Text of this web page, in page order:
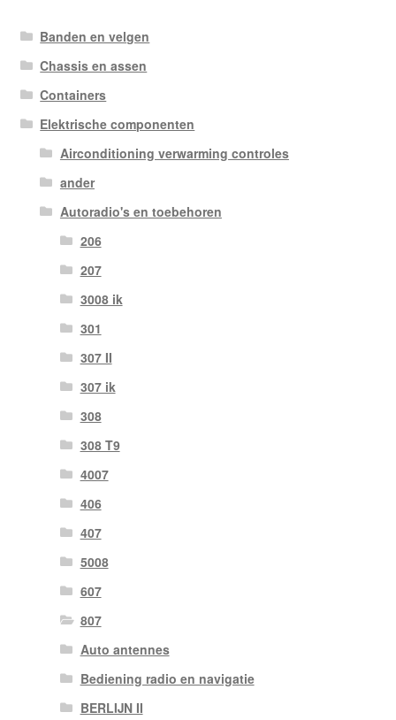
Banden en velgen
Chassis en assen
Containers
Elektrische componenten
Airconditioning verwarming controles
ander
Autoradio's en toebehoren
206
207
3008 ik
301
307 II
307 ik
308
308 T9
4007
406
407
5008
607
807
Auto antennes
Bediening radio en navigatie
BERLIJN II